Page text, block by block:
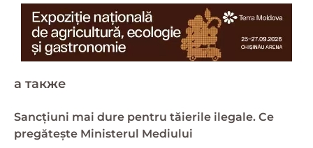
a также
Sancțiuni mai dure pentru tăierile ilegale. Ce
pregătește Ministerul Mediului